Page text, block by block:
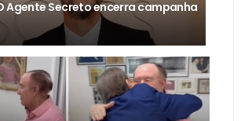
Agente Secreto encerra campanha